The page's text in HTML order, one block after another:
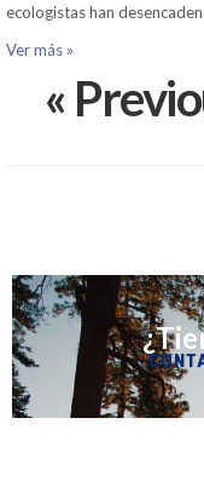
ecologistas han
Ver más »
«